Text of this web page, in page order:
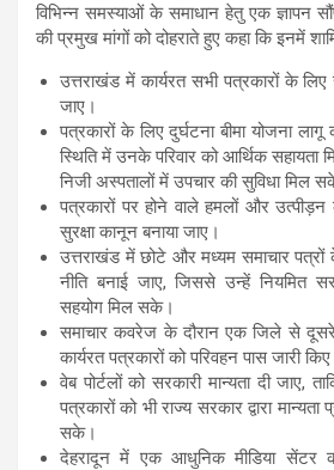
विभिन्न समस्याओं के समाधान हेतु एक ज्ञापन
की प्रमुख मांगों को दोहराते हुए कहा कि इनमें
उत्तराखंड में कार्यरत सभी पत्रकारों के
जाए।
पत्रकारों के लिए दुर्घटना बीमा योजना
स्थिति में उनके परिवार को आर्थिक सहायता
निजी अस्पतालों में उपचार की सुविधा मिल
पत्रकारों पर होने वाले हमलों और
सुरक्षा कानून बनाया जाए।
उत्तराखंड में छोटे और मध्यम समाचार पत्रों
नीति बनाई जाए, जिससे उन्हें नियमित
सहयोग मिल सके।
समाचार कवरेज के दौरान एक जिले से
कार्यरत पत्रकारों को परिवहन पास जारी
वेब पोर्टलों को सरकारी मान्यता दी जाए,
पत्रकारों को भी राज्य सरकार द्वारा मान्यता
सके।
देहरादून में एक आधुनिक मीडिया सेंटर